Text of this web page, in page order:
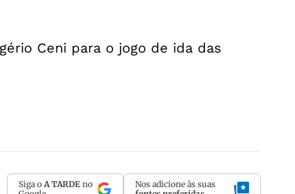
Ceni para o jogo de ida das
Siga o A TARDE no
Nos adicione às suas